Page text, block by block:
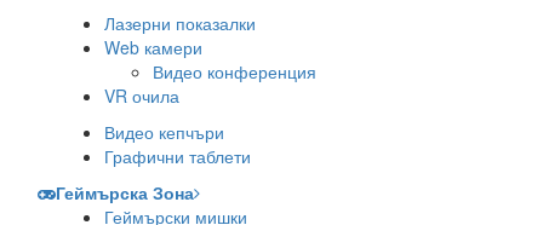
Лазерни показалки
Web камери
Видео конференция
VR очила
Видео кепчъри
Графични таблети
Геймърска Зона
Геймърски мишки